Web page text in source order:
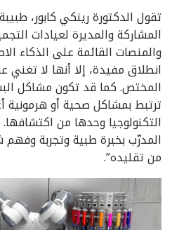
تقول الدكتورة رينكي كابور،
المشاركة والمديرة لعيادات
والمنصات القائمة على الذكاء
انطلاق مفيدة، إلا أنها لا
المختص. كما قد تكون مشاكل
ترتبط بمشاكل صحية أو هرمونية
التكنولوجيا وحدها من
المدرّب بخبرة طبية وتجربة
من تقليده”.